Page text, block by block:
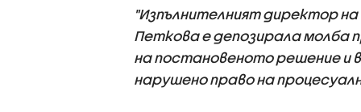
"Изпълнителният директор
Петкова е депозирала молба
на постановеното решение и
нарушено право на